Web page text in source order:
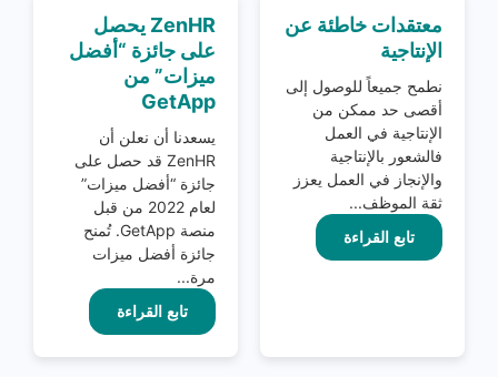
معتقدات خاطئة عن
الإنتاجية
نطمح جميعاً للوصول إلى
أقصى حد ممكن من
الإنتاجية في العمل
فالشعور بالإنتاجية
والإنجاز في العمل يعزز
ثقة الموظف...
تابع القراءة
ZenHR يحصل
على جائزة “أفضل
ميزات” من
GetApp
يسعدنا أن نعلن أن
ZenHR قد حصل على
جائزة “أفضل ميزات”
لعام 2022 من قبل
منصة GetApp. تُمنح
جائزة أفضل ميزات
مرة...
تابع القراءة